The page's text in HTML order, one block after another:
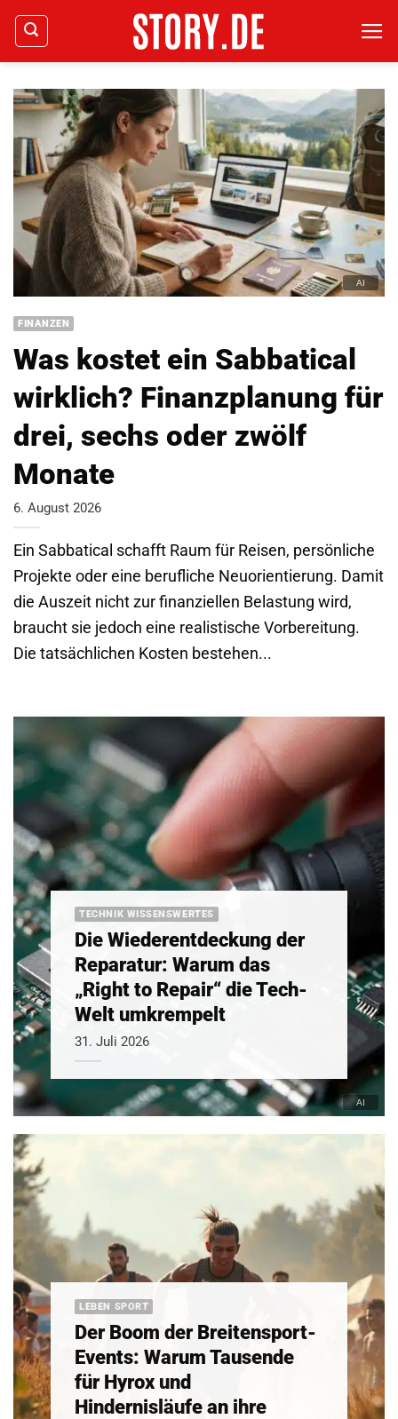
Zum
Inhalt
springen
FINANZEN
Was kostet ein Sabbatical
wirklich? Finanzplanung für
drei, sechs oder zwölf
Monate
6. August 2026
Ein Sabbatical schafft Raum für Reisen, persönliche
Projekte oder eine berufliche Neuorientierung. Damit
die Auszeit nicht zur finanziellen Belastung wird,
braucht sie jedoch eine realistische Vorbereitung.
Die tatsächlichen Kosten bestehen...
TECHNIK WISSENSWERTES
Die Wiederentdeckung der
Reparatur: Warum das
„Right to Repair“ die Tech-
Welt umkrempelt
31. Juli 2026
LEBEN SPORT
Der Boom der Breitensport-
Events: Warum Tausende
für Hyrox und
Hindernisläufe an ihre